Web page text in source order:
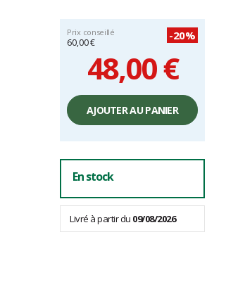
Prix conseillé
60,00 €
-20%
48,00 €
Prix
unitaire,
hors
frais
AJOUTER AU PANIER
En stock
Livré à partir du 09/08/2026